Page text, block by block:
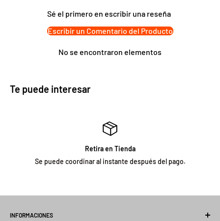
brindando versatilidad y comodidad en su uso diario.
Características principales:
• Medidas: 34,5x 28x 15,5 cm
• Medidas del empaque: 38 x 32 x 20 cm
Sé el primero en escribir una reseña
Escribir un Comentario del Producto
No se encontraron elementos
Te puede interesar
Retira en Tienda
Se puede coordinar al instante después del pago.
INFORMACIONES